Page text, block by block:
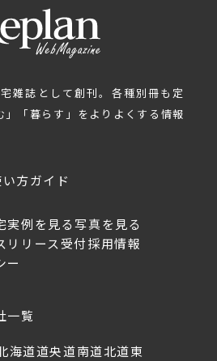
雑誌として創刊。各種別冊も定
「暮らす」をよりよくする情報
方ガイド
実例を見る写真を見る
リリース受付採用情報
ー
一覧
海道道央道南道北道東